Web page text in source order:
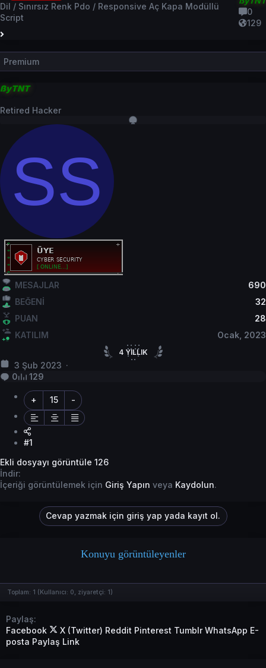
u
y
ş
l
a
t
a
n
a
a
Dil / Sınırsız Renk Pdo / Responsive Aç Kapa Modüllü
Script
0
129
Premium
ßyTNT
Retired Hacker
SS
MESAJLAR
690
BEĞENİ
32
PUAN
28
KATILIM
Ocak, 2023
4 YILLIK
3 Şub 2023
0
129
+ 15 -
#1
Ekli dosyayı görüntüle 126
İndir:
İçeriği görüntülemek için Giriş Yapın veya Kaydolun.
Cevap yazmak için giriş yap yada kayıt ol.
Konuyu görüntüleyenler
Toplam: 1 (Kullanıcı: 0, ziyaretçi: 1)
Paylaş:
Facebook
X (Twitter) Reddit Pinterest Tumblr WhatsApp E-
posta Paylaş Link